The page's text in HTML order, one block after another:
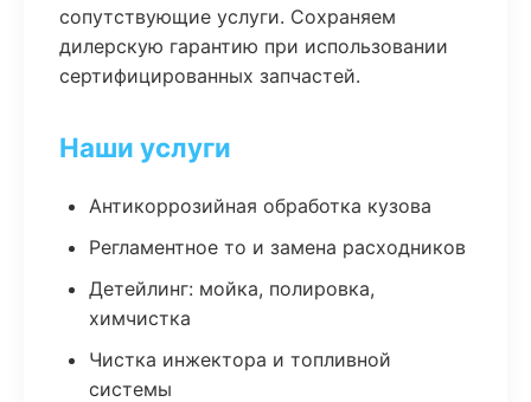
сопутствующие услуги. Сохраняем
дилерскую гарантию при использовании
сертифицированных запчастей.
Наши услуги
Антикоррозийная обработка кузова
Регламентное то и замена расходников
Детейлинг: мойка, полировка,
химчистка
Чистка инжектора и топливной
системы